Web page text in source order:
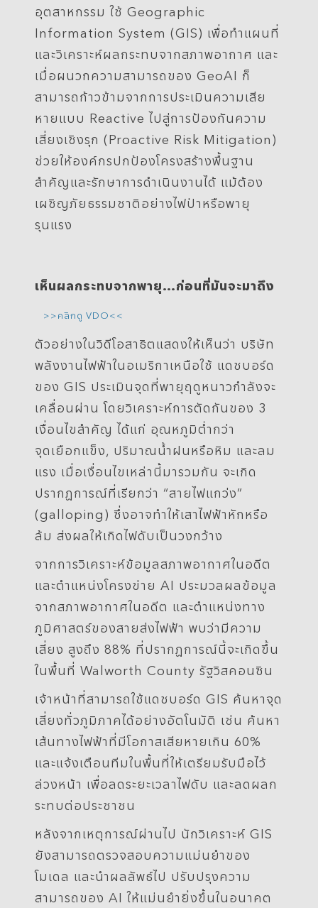
อุตสาหกรรม ใช้ Geographic
Information System (GIS) เพื่อทำแผนที่
และวิเคราะห์ผลกระทบจากสภาพอากาศ และ
เมื่อผนวกความสามารถของ GeoAI ก็
สามารถก้าวข้ามจากการประเมินความเสีย
หายแบบ Reactive ไปสู่การป้องกันความ
เสี่ยงเชิงรุก (Proactive Risk Mitigation)
ช่วยให้องค์กรปกป้องโครงสร้างพื้นฐาน
สำคัญและรักษาการดำเนินงานได้ แม้ต้อง
เผชิญภัยธรรมชาติอย่างไฟป่าหรือพายุ
รุนแรง
เห็นผลกระทบจากพายุ…ก่อนที่มันจะมาถึง
>>คลิกดู VDO<<
ตัวอย่างในวิดีโอสาธิตแสดงให้เห็นว่า บริษัท
พลังงานไฟฟ้าในอเมริกาเหนือใช้ แดชบอร์ด
ของ GIS ประเมินจุดที่พายุฤดูหนาวกำลังจะ
เคลื่อนผ่าน โดยวิเคราะห์การตัดกันของ 3
เงื่อนไขสำคัญ ได้แก่ อุณหภูมิต่ำกว่า
จุดเยือกแข็ง, ปริมาณน้ำฝนหรือหิม และลม
แรง เมื่อเงื่อนไขเหล่านี้มารวมกัน จะเกิด
ปรากฏการณ์ที่เรียกว่า “สายไฟแกว่ง”
(galloping) ซึ่งอาจทำให้เสาไฟฟ้าหักหรือ
ล้ม ส่งผลให้เกิดไฟดับเป็นวงกว้าง
จากการวิเคราะห์ข้อมูลสภาพอากาศในอดีต
และตำแหน่งโครงข่าย AI ประมวลผลข้อมูล
จากสภาพอากาศในอดีต และตำแหน่งทาง
ภูมิศาสตร์ของสายส่งไฟฟ้า พบว่ามีความ
เสี่ยง สูงถึง 88% ที่ปรากฏการณ์นี้จะเกิดขึ้น
ในพื้นที่ Walworth County รัฐวิสคอนซิน
เจ้าหน้าที่สามารถใช้แดชบอร์ด GIS ค้นหาจุด
เสี่ยงทั่วภูมิภาคได้อย่างอัตโนมัติ เช่น ค้นหา
เส้นทางไฟฟ้าที่มีโอกาสเสียหายเกิน 60%
และแจ้งเตือนทีมในพื้นที่ให้เตรียมรับมือไว้
ล่วงหน้า เพื่อลดระยะเวลาไฟดับ และลดผลก
ระทบต่อประชาชน
หลังจากเหตุการณ์ผ่านไป นักวิเคราะห์ GIS
ยังสามารถตรวจสอบความแม่นยำของ
โมเดล และนำผลลัพธ์ไป ปรับปรุงความ
สามารถของ AI ให้แม่นยำยิ่งขึ้นในอนาคต